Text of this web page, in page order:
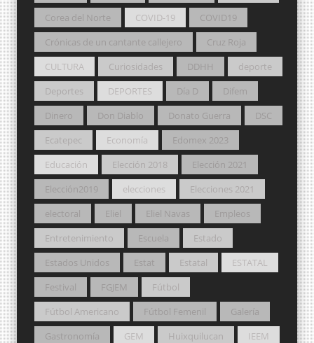
Corea del Norte
COVID-19
COVID19
Crónicas de un cantante callejero
Cruz Roja
CULTURA
Curiosidades DDHH
deporte
Deportes
DEPORTES Día D
Difem
Dinero
Don Diablo Donato Guerra
DSC
Ecatepec
Economía
Edomex 2023
Educación
Elección 2018
Elección 2021
Elección2019
elecciones
Elecciones 2021
electoral
Eliel Eliel Navas
Empleos
Entretenimiento
Escuela
Estado
Estados Unidos
Estat Estatal
ESTATAL
Festival
FGJEM
Fútbol
Fútbol Americano
Fútbol Femenil
Galería
Gastronomía
GEM Huixquilucan
IEEM